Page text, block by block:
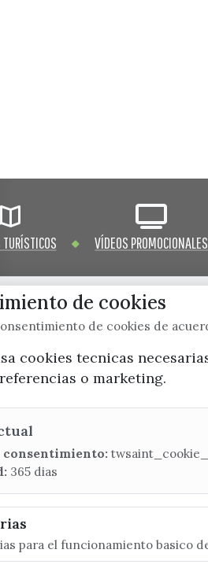
TURÍSTICOS VÍDEOS PROMOCIONALES
C/
de cookies
de cookies de
cookies tecnicas
o marketing.
consentimiento:
365 dias
para el funcionamiento basico